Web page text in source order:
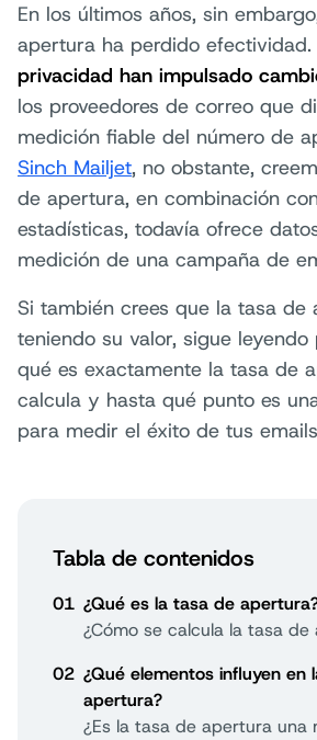
En los últimos años, sin
apertura ha perdido efectividad.
privacidad han impulsado
los proveedores de correo que
medición fiable del número de
Sinch Mailjet, no obstante,
de apertura, en combinación
estadísticas, todavía ofrece
medición de una campaña de
Si también crees que la tasa de
teniendo su valor, sigue
qué es exactamente la tasa de
calcula y hasta qué punto es
para medir el éxito de tus
Tabla de contenidos
01 ¿Qué es la tasa de
¿Cómo se calcula la tasa de
02 ¿Qué elementos influyen en
apertura?
¿Es la tasa de apertura una